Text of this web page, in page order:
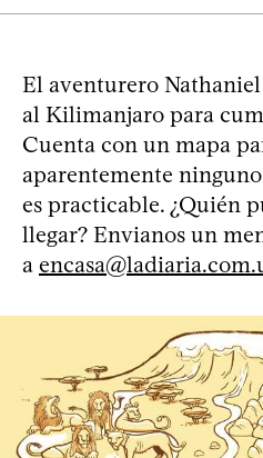
El aventurero
al Kilimanjaro para
Cuenta con un mapa
aparentemente
es practicable. ¿Quién
llegar? Envianos un
a